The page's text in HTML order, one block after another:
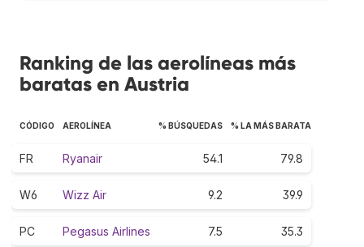
Ranking de las aerolíneas más
baratas en Austria
CÓDIGO AEROLÍNEA % BÚSQUEDAS % LA MÁS BARATA
FR Ryanair 54.1 79.8
W6 Wizz Air 9.2 39.9
PC Pegasus Airlines 7.5 35.3